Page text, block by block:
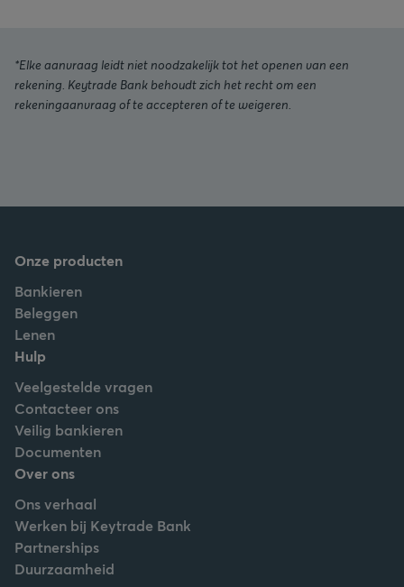
*Elke aanvraag leidt niet noodzakelijk tot het openen van een
rekening. Keytrade Bank behoudt zich het recht om een
rekeningaanvraag of te accepteren of te weigeren.
Onze producten
Bankieren
Beleggen
Lenen
Hulp
Veelgestelde vragen
Contacteer ons
Veilig bankieren
Documenten
Over ons
Ons verhaal
Werken bij Keytrade Bank
Partnerships
Duurzaamheid